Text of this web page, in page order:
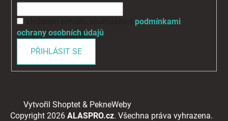
podmínkami
ochrany osobních údajů
PŘIHLÁSIT SE
Vytvořil Shoptet & PekneWeby
Copyright 2026 ALASPRO.cz. Všechna práva vyhrazena.